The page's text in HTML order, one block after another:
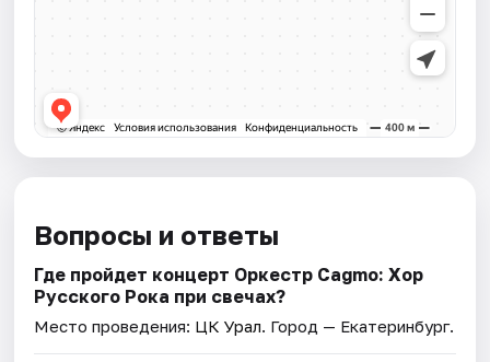
Вопросы и ответы
Где пройдет концерт Оркестр Cagmo: Хор
Русского Рока при свечах?
Место проведения: ЦК Урал. Город — Екатеринбург.